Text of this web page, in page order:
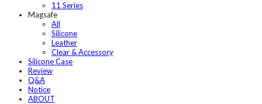
11 Series
Magsafe
All
Silicone
Leather
Clear & Accessory
Silicone Case
Review
Q&A
Notice
ABOUT